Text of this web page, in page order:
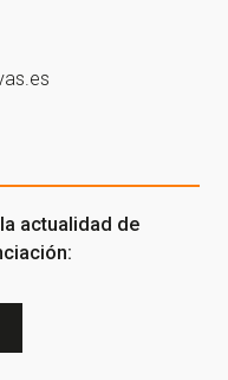
actualidad de